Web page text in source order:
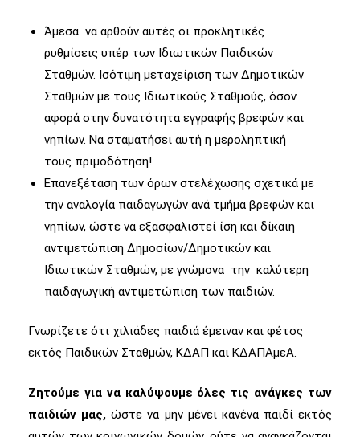
Άμεσα να αρθούν αυτές οι προκλητικές
ρυθμίσεις υπέρ των Ιδιωτικών Παιδικών
Σταθμών. Ισότιμη μεταχείριση των Δημοτικών
Σταθμών με τους Ιδιωτικούς Σταθμούς, όσον
αφορά στην δυνατότητα εγγραφής βρεφών και
νηπίων. Να σταματήσει αυτή η μεροληπτική
τους πριμοδότηση!
Επανεξέταση των όρων στελέχωσης σχετικά με
την αναλογία παιδαγωγών ανά τμήμα βρεφών και
νηπίων, ώστε να εξασφαλιστεί ίση και δίκαιη
αντιμετώπιση Δημοσίων/Δημοτικών και
Ιδιωτικών Σταθμών, με γνώμονα την καλύτερη
παιδαγωγική αντιμετώπιση των παιδιών.
Γνωρίζετε ότι χιλιάδες παιδιά έμειναν και φέτος
εκτός Παιδικών Σταθμών, ΚΔΑΠ και ΚΔΑΠΑμεΑ.
Ζητούμε για να καλύψουμε όλες τις ανάγκες των
παιδιών μας, ώστε να μην μένει κανένα παιδί εκτός